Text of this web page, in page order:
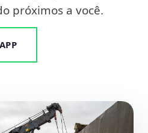
próximos a você.